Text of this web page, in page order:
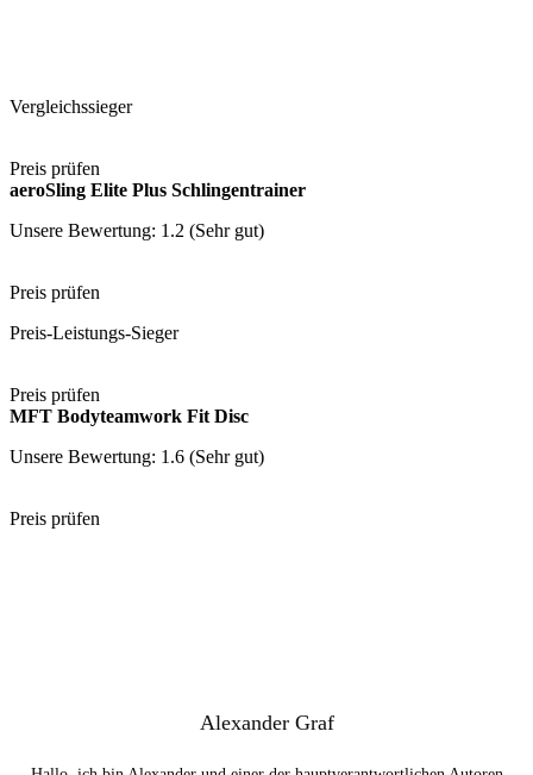
Vergleichssieger
Preis prüfen
aeroSling Elite Plus Schlingentrainer
Unsere Bewertung: 1.2 (Sehr gut)
Preis prüfen
Preis-Leistungs-Sieger
Preis prüfen
MFT Bodyteamwork Fit Disc
Unsere Bewertung: 1.6 (Sehr gut)
Preis prüfen
Alexander Graf